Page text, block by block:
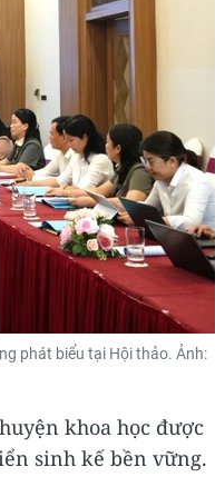
phát biểu tại Hội thảo. Ảnh:
khoa học được
sinh kế bền vững.